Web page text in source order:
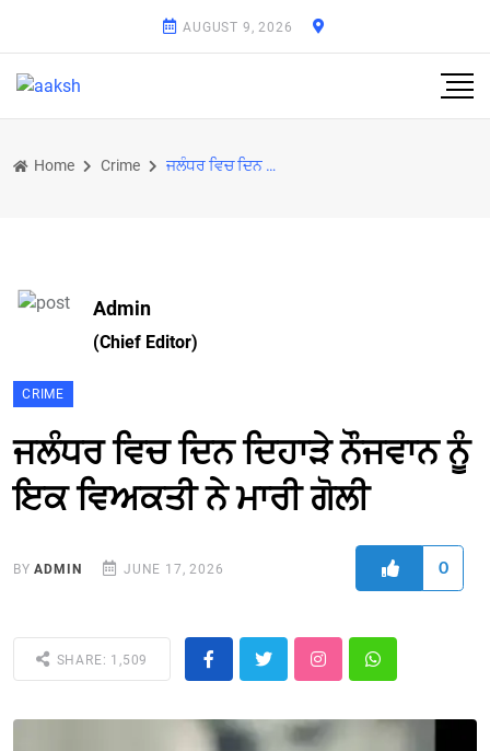
AUGUST 9, 2026
Home Crime ਜਲੰਧਰ ਵਿਚ ਦਿਨ ਦਿਹਾੜੇ ਨੌਜਵਾਨ ਨੂੰ ਇਕ ਵਿਅਕਤੀ ਨੇ ਮਾਰੀ ਗੋਲੀ
Admin
(Chief Editor)
CRIME
ਜਲੰਧਰ ਵਿਚ ਦਿਨ ਦਿਹਾੜੇ ਨੌਜਵਾਨ ਨੂੰ
ਇਕ ਵਿਅਕਤੀ ਨੇ ਮਾਰੀ ਗੋਲੀ
BYADMIN JUNE 17, 2026 0
SHARE: 1,509